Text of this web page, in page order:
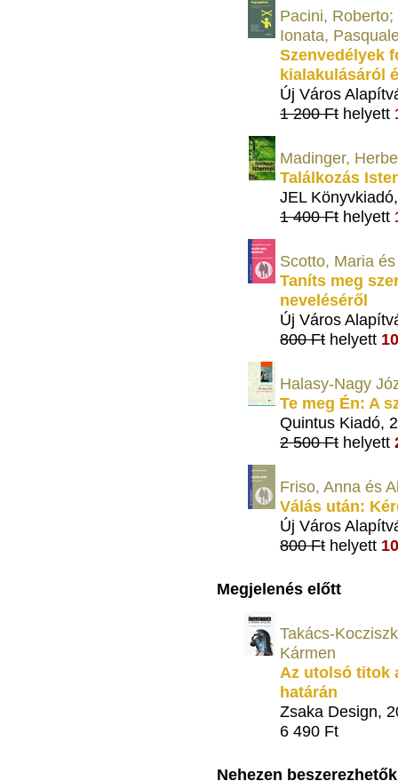
Pacini,
Ionata,
Szenvedélyek
kialakulásáról
Új Város
1 200 Ft helyett
Madinger,
Találkozás
JEL
1 400 Ft helyett
Scotto, Maria
Taníts meg
neveléséről
Új Város
800 Ft helyett
Halasy-Nagy
Te meg Én: A
Quintus Kiadó,
2 500 Ft helyett
Friso, Anna és
Válás után:
Új Város
800 Ft helyett
Megjelenés előtt
Takács-
Kármen
Az utolsó titok
határán
Zsaka Design,
6 490 Ft
Nehezen beszerezhetők